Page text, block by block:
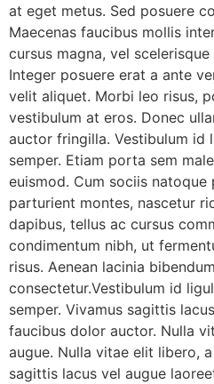
at eget metus. Sed posuere
Maecenas faucibus mollis
cursus magna, vel
Integer posuere erat a ante
velit aliquet. Morbi leo risus,
vestibulum at eros. Donec
auctor fringilla. Vestibulum id
semper. Etiam porta sem
euismod. Cum sociis
parturient montes, nascetur
dapibus, tellus ac cursus
condimentum nibh, ut
risus. Aenean lacinia
consectetur.Vestibulum id
semper. Vivamus sagittis
faucibus dolor auctor. Nulla
augue. Nulla vitae elit libero,
sagittis lacus vel augue